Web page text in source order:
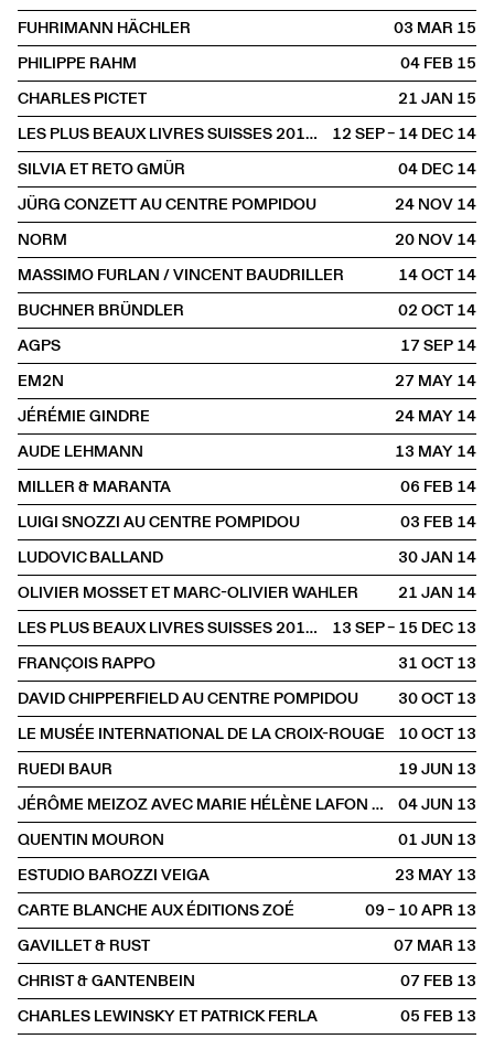
FUHRIMANN HÄCHLER
03 MAR2015
PHILIPPE RAHM
04 FEB2015
CHARLES PICTET
21 JAN2015
LES PLUS BEAUX LIVRES SUISSES 2013 À LA LIBRAIRIE
12 SEP – 14 DEC2014
SILVIA ET RETO GMÜR
04 DEC2014
JÜRG CONZETT AU CENTRE POMPIDOU
24 NOV2014
NORM
20 NOV2014
MASSIMO FURLAN / VINCENT BAUDRILLER
14 OCT2014
BUCHNER BRÜNDLER
02 OCT2014
AGPS
17 SEP2014
EM2N
27 MAY2014
JÉRÉMIE GINDRE
24 MAY2014
AUDE LEHMANN
13 MAY2014
MILLER & MARANTA
06 FEB2014
LUIGI SNOZZI AU CENTRE POMPIDOU
03 FEB2014
LUDOVIC BALLAND
30 JAN2014
OLIVIER MOSSET ET MARC-OLIVIER WAHLER
21 JAN2014
LES PLUS BEAUX LIVRES SUISSES 2012 À LA LIBRAIRIE
13 SEP – 15 DEC2013
FRANÇOIS RAPPO
31 OCT2013
DAVID CHIPPERFIELD AU CENTRE POMPIDOU
30 OCT2013
LE MUSÉE INTERNATIONAL DE LA CROIX-ROUGE
10 OCT2013
RUEDI BAUR
19 JUN2013
JÉRÔME MEIZOZ AVEC MARIE HÉLÈNE LAFON ET PIERRE BERGOUNIOUX
04 JUN2013
QUENTIN MOURON
01 JUN2013
ESTUDIO BAROZZI VEIGA
23 MAY2013
CARTE BLANCHE AUX ÉDITIONS ZOÉ
09 – 10 APR2013
GAVILLET & RUST
07 MAR2013
CHRIST & GANTENBEIN
07 FEB2013
CHARLES LEWINSKY ET PATRICK FERLA
05 FEB2013